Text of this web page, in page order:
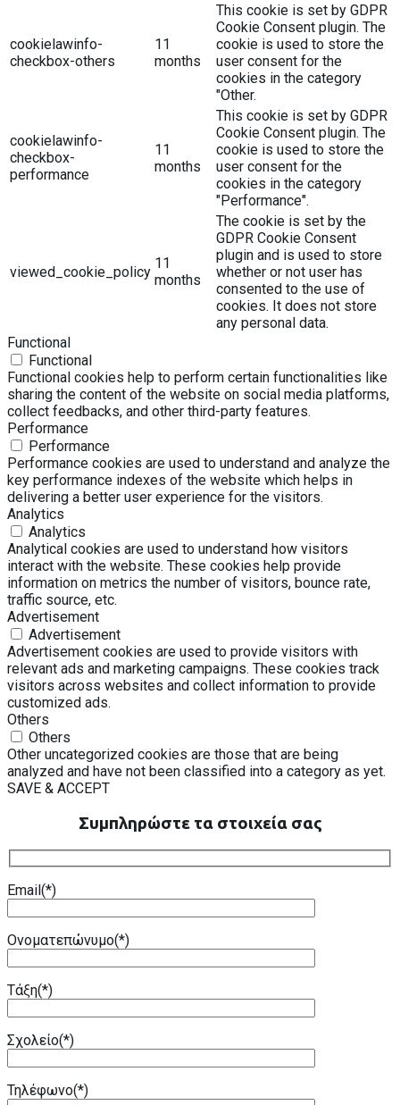
cookielawinfo-
checkbox-others
11
months
This cookie is set by GDPR
Cookie Consent plugin. The
cookie is used to store the
user consent for the
cookies in the category
"Other.
cookielawinfo-
checkbox-
performance
11
months
This cookie is set by GDPR
Cookie Consent plugin. The
cookie is used to store the
user consent for the
cookies in the category
"Performance".
viewed_cookie_policy
11
months
The cookie is set by the
GDPR Cookie Consent
plugin and is used to store
whether or not user has
consented to the use of
cookies. It does not store
any personal data.
Functional
Functional
Functional cookies help to perform certain functionalities like
sharing the content of the website on social media platforms,
collect feedbacks, and other third-party features.
Performance
Performance
Performance cookies are used to understand and analyze the
key performance indexes of the website which helps in
delivering a better user experience for the visitors.
Analytics
Analytics
Analytical cookies are used to understand how visitors
interact with the website. These cookies help provide
information on metrics the number of visitors, bounce rate,
traffic source, etc.
Advertisement
Advertisement
Advertisement cookies are used to provide visitors with
relevant ads and marketing campaigns. These cookies track
visitors across websites and collect information to provide
customized ads.
Others
Others
Other uncategorized cookies are those that are being
analyzed and have not been classified into a category as yet.
SAVE & ACCEPT
Συμπληρώστε τα στοιχεία σας
Email(*)
Ονοματεπώνυμο(*)
Τάξη(*)
Σχολείο(*)
Τηλέφωνο(*)